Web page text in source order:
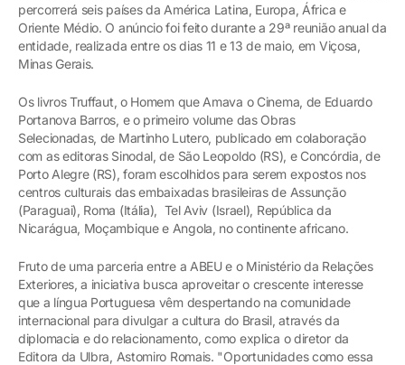
percorrerá seis países da América Latina, Europa, África e
Oriente Médio. O anúncio foi feito durante a 29ª reunião anual da
entidade, realizada entre os dias 11 e 13 de maio, em Viçosa,
Minas Gerais.
Os livros Truffaut, o Homem que Amava o Cinema, de Eduardo
Portanova Barros, e o primeiro volume das Obras
Selecionadas, de Martinho Lutero, publicado em colaboração
com as editoras Sinodal, de São Leopoldo (RS), e Concórdia, de
Porto Alegre (RS), foram escolhidos para serem expostos nos
centros culturais das embaixadas brasileiras de Assunção
(Paraguai), Roma (Itália), Tel Aviv (Israel), República da
Nicarágua, Moçambique e Angola, no continente africano.
Fruto de uma parceria entre a ABEU e o Ministério da Relações
Exteriores, a iniciativa busca aproveitar o crescente interesse
que a língua Portuguesa vêm despertando na comunidade
internacional para divulgar a cultura do Brasil, através da
diplomacia e do relacionamento, como explica o diretor da
Editora da Ulbra, Astomiro Romais. "Oportunidades como essa